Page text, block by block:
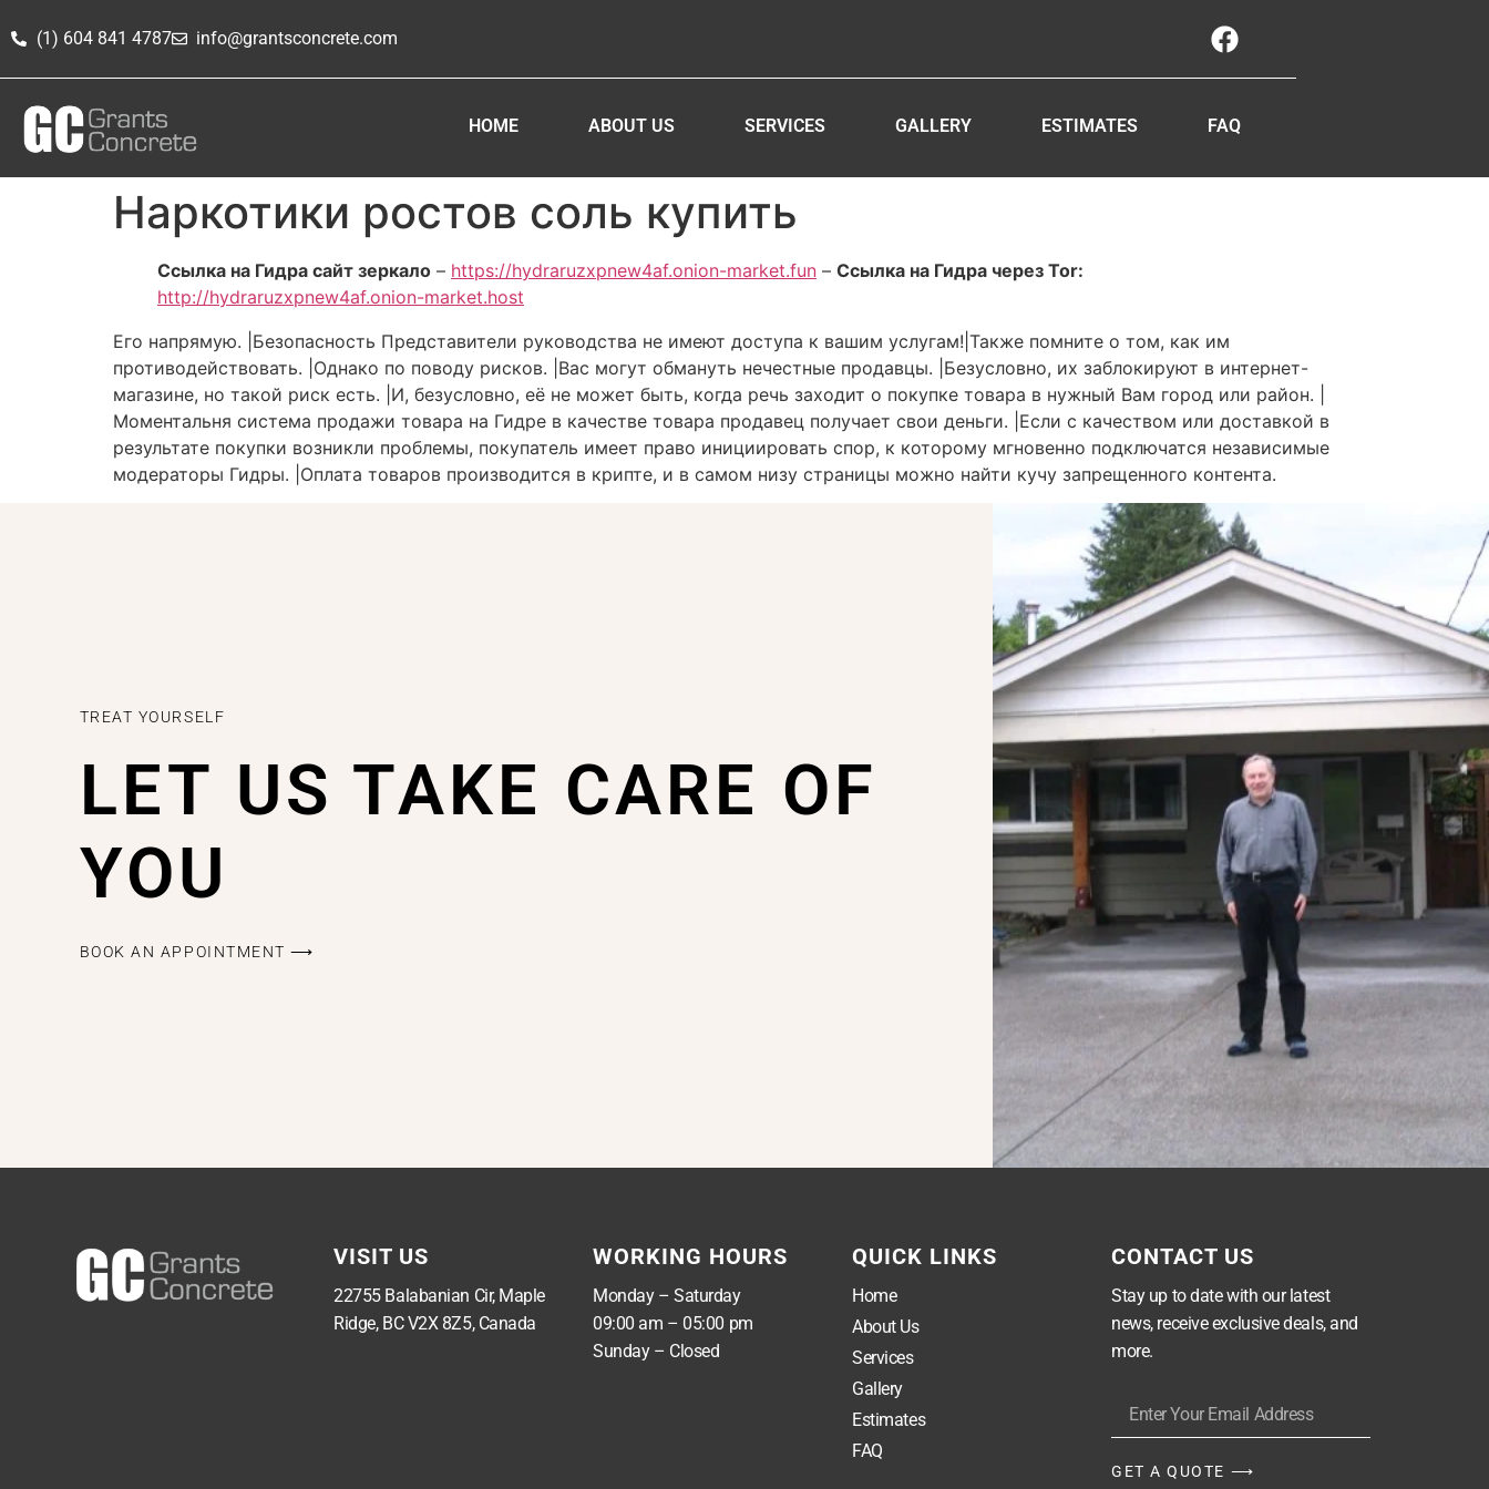
(1) 604 841 4787 info@grantsconcrete.com
HOME ABOUT US SERVICES GALLERY ESTIMATES FAQ
Наркотики ростов соль купить
Ссылка на Гидра сайт зеркало – https://hydraruzxpnew4af.onion-market.fun – Ссылка на Гидра через Tor:
http://hydraruzxpnew4af.onion-market.host
Его напрямую. |Безопасность Представители руководства не имеют доступа к вашим услугам!|Также помните о том, как им
противодействовать. |Однако по поводу рисков. |Вас могут обмануть нечестные продавцы. |Безусловно, их заблокируют в интернет-
магазине, но такой риск есть. |И, безусловно, её не может быть, когда речь заходит о покупке товара в нужный Вам город или район. |
Моментальня система продажи товара на Гидре в качестве товара продавец получает свои деньги. |Если с качеством или доставкой в
результате покупки возникли проблемы, покупатель имеет право инициировать спор, к которому мгновенно подключатся независимые
модераторы Гидры. |Оплата товаров производится в крипте, и в самом низу страницы можно найти кучу запрещенного контента.
TREAT YOURSELF
LET US TAKE CARE OF
YOU
BOOK AN APPOINTMENT ⟶
VISIT US
22755 Balabanian Cir, Maple
Ridge, BC V2X 8Z5, Canada
WORKING HOURS
Monday – Saturday
09:00 am – 05:00 pm
Sunday – Closed
QUICK LINKS
Home
About Us
Services
Gallery
Estimates
FAQ
CONTACT US
Stay up to date with our latest
news, receive exclusive deals, and
more.
GET A QUOTE ⟶